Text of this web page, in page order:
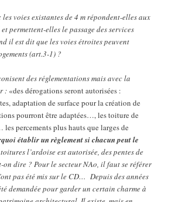
voies existantes de 4 m répondent-elles aux
permettent-elles le passage des services
il est dit que les voies étroites peuvent
(art.3-1) ?
des réglementations mais avec la
: «des dérogations seront autorisées :
adaptation de surface pour la création de
pourront être adaptées…, les toiture de
les percements plus hauts que larges de
établir un règlement si chacun peut le
l’ardoise est autorisée, des pentes de
on dire ? Pour le secteur NAo, il faut se référer
pas été mis sur le CD… Depuis des années
demandée pour garder un certain charme à